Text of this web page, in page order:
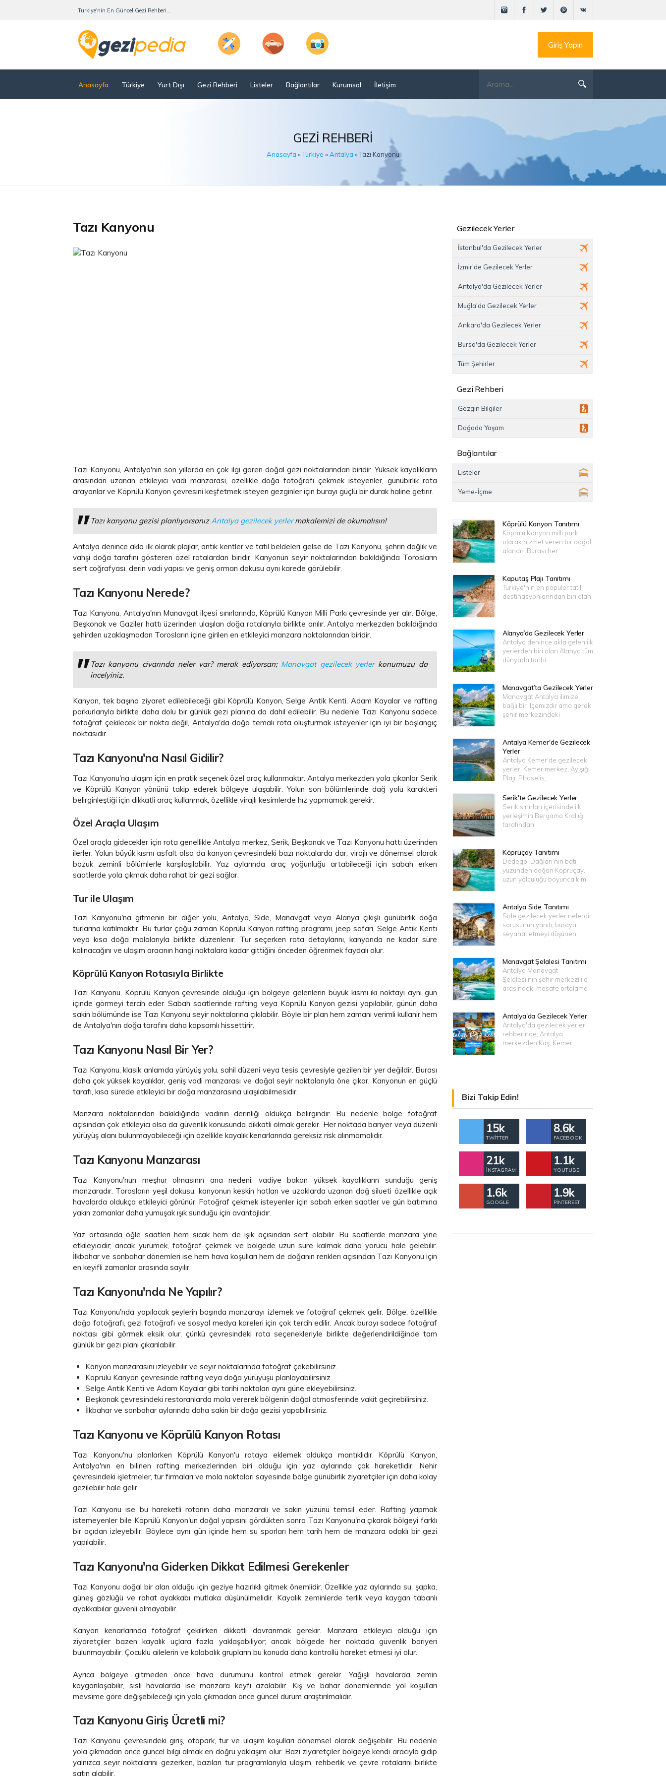
Türkiye'nin En Güncel Gezi Rehberi...
Giriş Yapın
Anasayfa Türkiye Yurt Dışı Gezi Rehberi Listeler Bağlantılar Kurumsal İletişim
GEZI REHBERI
Anasayfa »Türkiye »Antalya » Tazı Kanyonu
Tazı Kanyonu
Tazı Kanyonu, Antalya'nın son yıllarda en çok ilgi gören doğal gezi noktalarından biridir. Yüksek kayalıkların
arasından uzanan etkileyici vadi manzarası, özellikle doğa fotoğrafı çekmek isteyenler, günübirlik rota
arayanlar ve Köprülü Kanyon çevresini keşfetmek isteyen gezginler için burayı güçlü bir durak haline getirir.
Tazı kanyonu gezisi planlıyorsanızAntalya gezilecek yerlermakalemizi de okumalısın!
Antalya denince akla ilk olarak plajlar, antik kentler ve tatil beldeleri gelse de Tazı Kanyonu, şehrin dağlık ve
vahşi doğa tarafını gösteren özel rotalardan biridir. Kanyonun seyir noktalarından bakıldığında Torosların
sert coğrafyası, derin vadi yapısı ve geniş orman dokusu aynı karede görülebilir.
Tazı Kanyonu Nerede?
Tazı Kanyonu, Antalya'nın Manavgat ilçesi sınırlarında, Köprülü Kanyon Milli Parkı çevresinde yer alır. Bölge,
Beşkonak ve Gaziler hattı üzerinden ulaşılan doğa rotalarıyla birlikte anılır. Antalya merkezden bakıldığında
şehirden uzaklaşmadan Torosların içine girilen en etkileyici manzara noktalarından biridir.
Tazı kanyonu civarında neler var? merak ediyorsan; Manavgat gezilecek yerlerkonumuzu da
incelyiniz.
Kanyon, tek başına ziyaret edilebileceği gibi Köprülü Kanyon, Selge Antik Kenti, Adam Kayalar ve rafting
parkurlarıyla birlikte daha dolu bir günlük gezi planına da dahil edilebilir. Bu nedenle Tazı Kanyonu sadece
fotoğraf çekilecek bir nokta değil, Antalya'da doğa temalı rota oluşturmak isteyenler için iyi bir başlangıç
noktasıdır.
Tazı Kanyonu'na Nasıl Gidilir?
Tazı Kanyonu'na ulaşım için en pratik seçenek özel araç kullanmaktır. Antalya merkezden yola çıkanlar Serik
ve Köprülü Kanyon yönünü takip ederek bölgeye ulaşabilir. Yolun son bölümlerinde dağ yolu karakteri
belirginleştiği için dikkatli araç kullanmak, özellikle virajlı kesimlerde hız yapmamak gerekir.
Özel Araçla Ulaşım
Özel araçla gidecekler için rota genellikle Antalya merkez, Serik, Beşkonak ve Tazı Kanyonu hattı üzerinden
ilerler. Yolun büyük kısmı asfalt olsa da kanyon çevresindeki bazı noktalarda dar, virajlı ve dönemsel olarak
bozuk zeminli bölümlerle karşılaşılabilir. Yaz aylarında araç yoğunluğu artabileceği için sabah erken
saatlerde yola çıkmak daha rahat bir gezi sağlar.
Tur ile Ulaşım
Tazı Kanyonu'na gitmenin bir diğer yolu, Antalya, Side, Manavgat veya Alanya çıkışlı günübirlik doğa
turlarına katılmaktır. Bu turlar çoğu zaman Köprülü Kanyon rafting programı, jeep safari, Selge Antik Kenti
veya kısa doğa molalarıyla birlikte düzenlenir. Tur seçerken rota detaylarını, kanyonda ne kadar süre
kalınacağını ve ulaşım aracının hangi noktalara kadar gittiğini önceden öğrenmek faydalı olur.
Köprülü Kanyon Rotasıyla Birlikte
Tazı Kanyonu, Köprülü Kanyon çevresinde olduğu için bölgeye gelenlerin büyük kısmı iki noktayı aynı gün
içinde görmeyi tercih eder. Sabah saatlerinde rafting veya Köprülü Kanyon gezisi yapılabilir, günün daha
sakin bölümünde ise Tazı Kanyonu seyir noktalarına çıkılabilir. Böyle bir plan hem zamanı verimli kullanır hem
de Antalya'nın doğa tarafını daha kapsamlı hissettirir.
Tazı Kanyonu Nasıl Bir Yer?
Tazı Kanyonu, klasik anlamda yürüyüş yolu, sahil düzeni veya tesis çevresiyle gezilen bir yer değildir. Burası
daha çok yüksek kayalıklar, geniş vadi manzarası ve doğal seyir noktalarıyla öne çıkar. Kanyonun en güçlü
tarafı, kısa sürede etkileyici bir doğa manzarasına ulaşılabilmesidir.
Manzara noktalarından bakıldığında vadinin derinliği oldukça belirgindir. Bu nedenle bölge fotoğraf
açısından çok etkileyici olsa da güvenlik konusunda dikkatli olmak gerekir. Her noktada bariyer veya düzenli
yürüyüş alanı bulunmayabileceği için özellikle kayalık kenarlarında gereksiz risk alınmamalıdır.
Tazı Kanyonu Manzarası
Tazı Kanyonu'nun meşhur olmasının ana nedeni, vadiye bakan yüksek kayalıkların sunduğu geniş
manzaradır. Torosların yeşil dokusu, kanyonun keskin hatları ve uzaklarda uzanan dağ silueti özellikle açık
havalarda oldukça etkileyici görünür. Fotoğraf çekmek isteyenler için sabah erken saatler ve gün batımına
yakın zamanlar daha yumuşak ışık sunduğu için avantajlıdır.
Yaz ortasında öğle saatleri hem sıcak hem de ışık açısından sert olabilir. Bu saatlerde manzara yine
etkileyicidir; ancak yürümek, fotoğraf çekmek ve bölgede uzun süre kalmak daha yorucu hale gelebilir.
İlkbahar ve sonbahar dönemleri ise hem hava koşulları hem de doğanın renkleri açısından Tazı Kanyonu için
en keyifli zamanlar arasında sayılır.
Tazı Kanyonu'nda Ne Yapılır?
Tazı Kanyonu'nda yapılacak şeylerin başında manzarayı izlemek ve fotoğraf çekmek gelir. Bölge, özellikle
doğa fotoğrafı, gezi fotoğrafı ve sosyal medya kareleri için çok tercih edilir. Ancak burayı sadece fotoğraf
noktası gibi görmek eksik olur; çünkü çevresindeki rota seçenekleriyle birlikte değerlendirildiğinde tam
günlük bir gezi planı çıkarılabilir.
Kanyon manzarasını izleyebilir ve seyir noktalarında fotoğraf çekebilirsiniz.
Köprülü Kanyon çevresinde rafting veya doğa yürüyüşü planlayabilirsiniz.
Selge Antik Kenti ve Adam Kayalar gibi tarihi noktaları aynı güne ekleyebilirsiniz.
Beşkonak çevresindeki restoranlarda mola vererek bölgenin doğal atmosferinde vakit geçirebilirsiniz.
İlkbahar ve sonbahar aylarında daha sakin bir doğa gezisi yapabilirsiniz.
Tazı Kanyonu ve Köprülü Kanyon Rotası
Tazı Kanyonu'nu planlarken Köprülü Kanyon'u rotaya eklemek oldukça mantıklıdır. Köprülü Kanyon,
Antalya'nın en bilinen rafting merkezlerinden biri olduğu için yaz aylarında çok hareketlidir. Nehir
çevresindeki işletmeler, tur firmaları ve mola noktaları sayesinde bölge günübirlik ziyaretçiler için daha kolay
gezilebilir hale gelir.
Tazı Kanyonu ise bu hareketli rotanın daha manzaralı ve sakin yüzünü temsil eder. Rafting yapmak
istemeyenler bile Köprülü Kanyon'un doğal yapısını gördükten sonra Tazı Kanyonu'na çıkarak bölgeyi farklı
bir açıdan izleyebilir. Böylece aynı gün içinde hem su sporları hem tarih hem de manzara odaklı bir gezi
yapılabilir.
Tazı Kanyonu'na Giderken Dikkat Edilmesi Gerekenler
Tazı Kanyonu doğal bir alan olduğu için geziye hazırlıklı gitmek önemlidir. Özellikle yaz aylarında su, şapka,
güneş gözlüğü ve rahat ayakkabı mutlaka düşünülmelidir. Kayalık zeminlerde terlik veya kaygan tabanlı
ayakkabılar güvenli olmayabilir.
Kanyon kenarlarında fotoğraf çekilirken dikkatli davranmak gerekir. Manzara etkileyici olduğu için
ziyaretçiler bazen kayalık uçlara fazla yaklaşabiliyor; ancak bölgede her noktada güvenlik bariyeri
bulunmayabilir. Çocuklu ailelerin ve kalabalık grupların bu konuda daha kontrollü hareket etmesi iyi olur.
Ayrıca bölgeye gitmeden önce hava durumunu kontrol etmek gerekir. Yağışlı havalarda zemin
kayganlaşabilir, sisli havalarda ise manzara keyfi azalabilir. Kış ve bahar dönemlerinde yol koşulları
mevsime göre değişebileceği için yola çıkmadan önce güncel durum araştırılmalıdır.
Tazı Kanyonu Giriş Ücretli mi?
Tazı Kanyonu çevresindeki giriş, otopark, tur ve ulaşım koşulları dönemsel olarak değişebilir. Bu nedenle
yola çıkmadan önce güncel bilgi almak en doğru yaklaşım olur. Bazı ziyaretçiler bölgeye kendi aracıyla gidip
yalnızca seyir noktalarını gezerken, bazıları tur programlarıyla ulaşım, rehberlik ve çevre rotalarını birlikte
satın alabilir.
Gezilecek Yerler
İstanbul'da Gezilecek Yerler
İzmir'de Gezilecek Yerler
Antalya'da Gezilecek Yerler
Muğla'da Gezilecek Yerler
Ankara'da Gezilecek Yerler
Bursa'da Gezilecek Yerler
Tüm Şehirler
Gezi Rehberi
Gezgin Bilgiler
Doğada Yaşam
Bağlantılar
Listeler
Yeme-İçme
Köprülü Kanyon Tanıtımı
Köprülü Kanyon milli park
olarak hizmet veren bir doğal
alandır. Burası her
Kaputaş Plajı Tanıtımı
Türkiye'nin en popüler tatil
destinasyonlarından biri olan
Alanya’da Gezilecek Yerler
Antalya denince akla gelen ilk
yerlerden biri olan Alanya tüm
dünyada tarihi
Manavgat’ta Gezilecek Yerler
Manavgat Antalya ilimize
bağlı bir ilçemizdir ama gerek
şehir merkezindeki
Antalya Kemer'de Gezilecek
Yerler
Antalya Kemer'de gezilecek
yerler; Kemer merkez, Ayışığı
Plajı, Phaselis,
Serik'te Gezilecek Yerler
Serik sınırları içerisinde ilk
yerleşimin Bergama Krallığı
tarafından
Köprüçay Tanıtımı
Dedegöl Dağları’nın batı
yüzünden doğan Köprüçay,
uzun yolculuğu boyunca kimi
Antalya Side Tanıtımı
Side gezilecek yerler nelerdir
sorusunun yanıtı, buraya
seyahat etmeyi düşünen
Manavgat Şelalesi Tanıtımı
Antalya Manavgat
Şelalesi’nin şehir merkezi ile
arasındaki mesafe ortalama
Antalya'da Gezilecek Yerler
Antalya'da gezilecek yerler
rehberinde; Antalya
merkezden Kaş, Kemer,
Bizi Takip Edin!
15k
TWITTER
8.6k
FACEBOOK
21k
İNSTAGRAM
1.1k
YOUTUBE
1.6k
GOOGLE
1.9k
PINTEREST